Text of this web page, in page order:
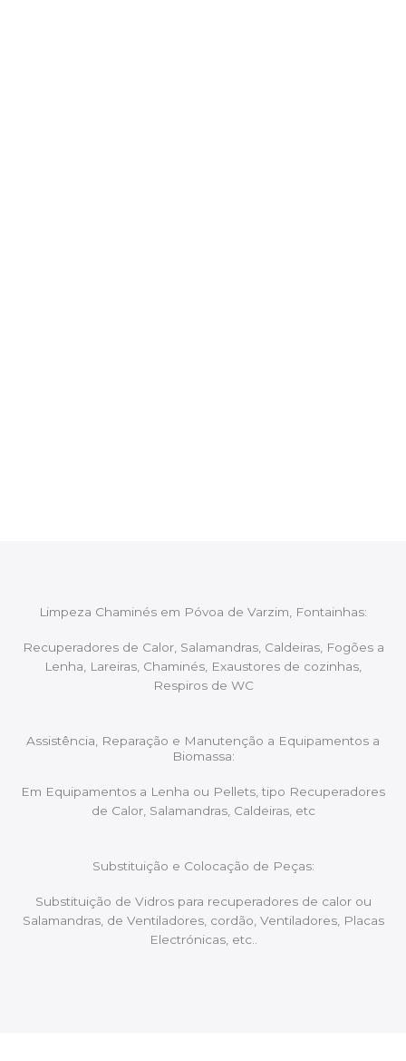
Limpeza Chaminés em Póvoa de Varzim, Fontainhas:
Recuperadores de Calor, Salamandras, Caldeiras, Fogões a
Lenha, Lareiras, Chaminés, Exaustores de cozinhas,
Respiros de WC
Assistência, Reparação e Manutenção a Equipamentos a
Biomassa:
Em Equipamentos a Lenha ou Pellets, tipo Recuperadores
de Calor, Salamandras, Caldeiras, etc
Substituição e Colocação de Peças:
Substituição de Vidros para recuperadores de calor ou
Salamandras, de Ventiladores, cordão, Ventiladores, Placas
Electrónicas, etc..